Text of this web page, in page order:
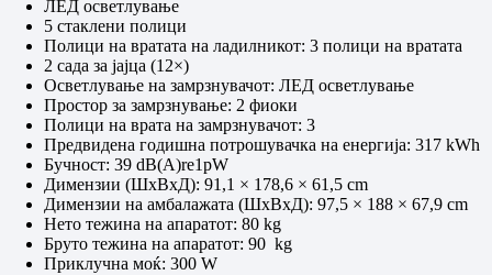
ЛЕД осветлување
5 стаклени полици
Полици на вратата на ладилникот: 3 полици на вратата
2 сада за јајца (12×)
Осветлување на замрзнувачот: ЛЕД осветлување
Простор за замрзнување: 2 фиоки
Полици на врата на замрзнувачот: 3
Предвидена годишна потрошувачка на енергија: 317 kWh
Бучност: 39 dB(A)re1pW
Димензии (ШxВxД): 91,1 × 178,6 × 61,5 cm
Димензии на амбалажата (ШxВxД): 97,5 × 188 × 67,9 cm
Нето тежина на апаратот: 80 kg
Бруто тежина на апаратот: 90 kg
Приклучна моќ: 300 W